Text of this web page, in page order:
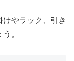
やラック、引き
。